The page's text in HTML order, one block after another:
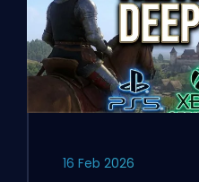
16 Feb 2026